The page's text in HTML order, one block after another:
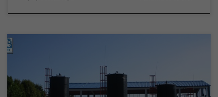
ЈКП „Водовод и канализација“ обавештава јавност да је у току
коначно, планом предвиђено, тестирање опреме постројења
за пречишћавање воде и квалитета воде у реалном времену и